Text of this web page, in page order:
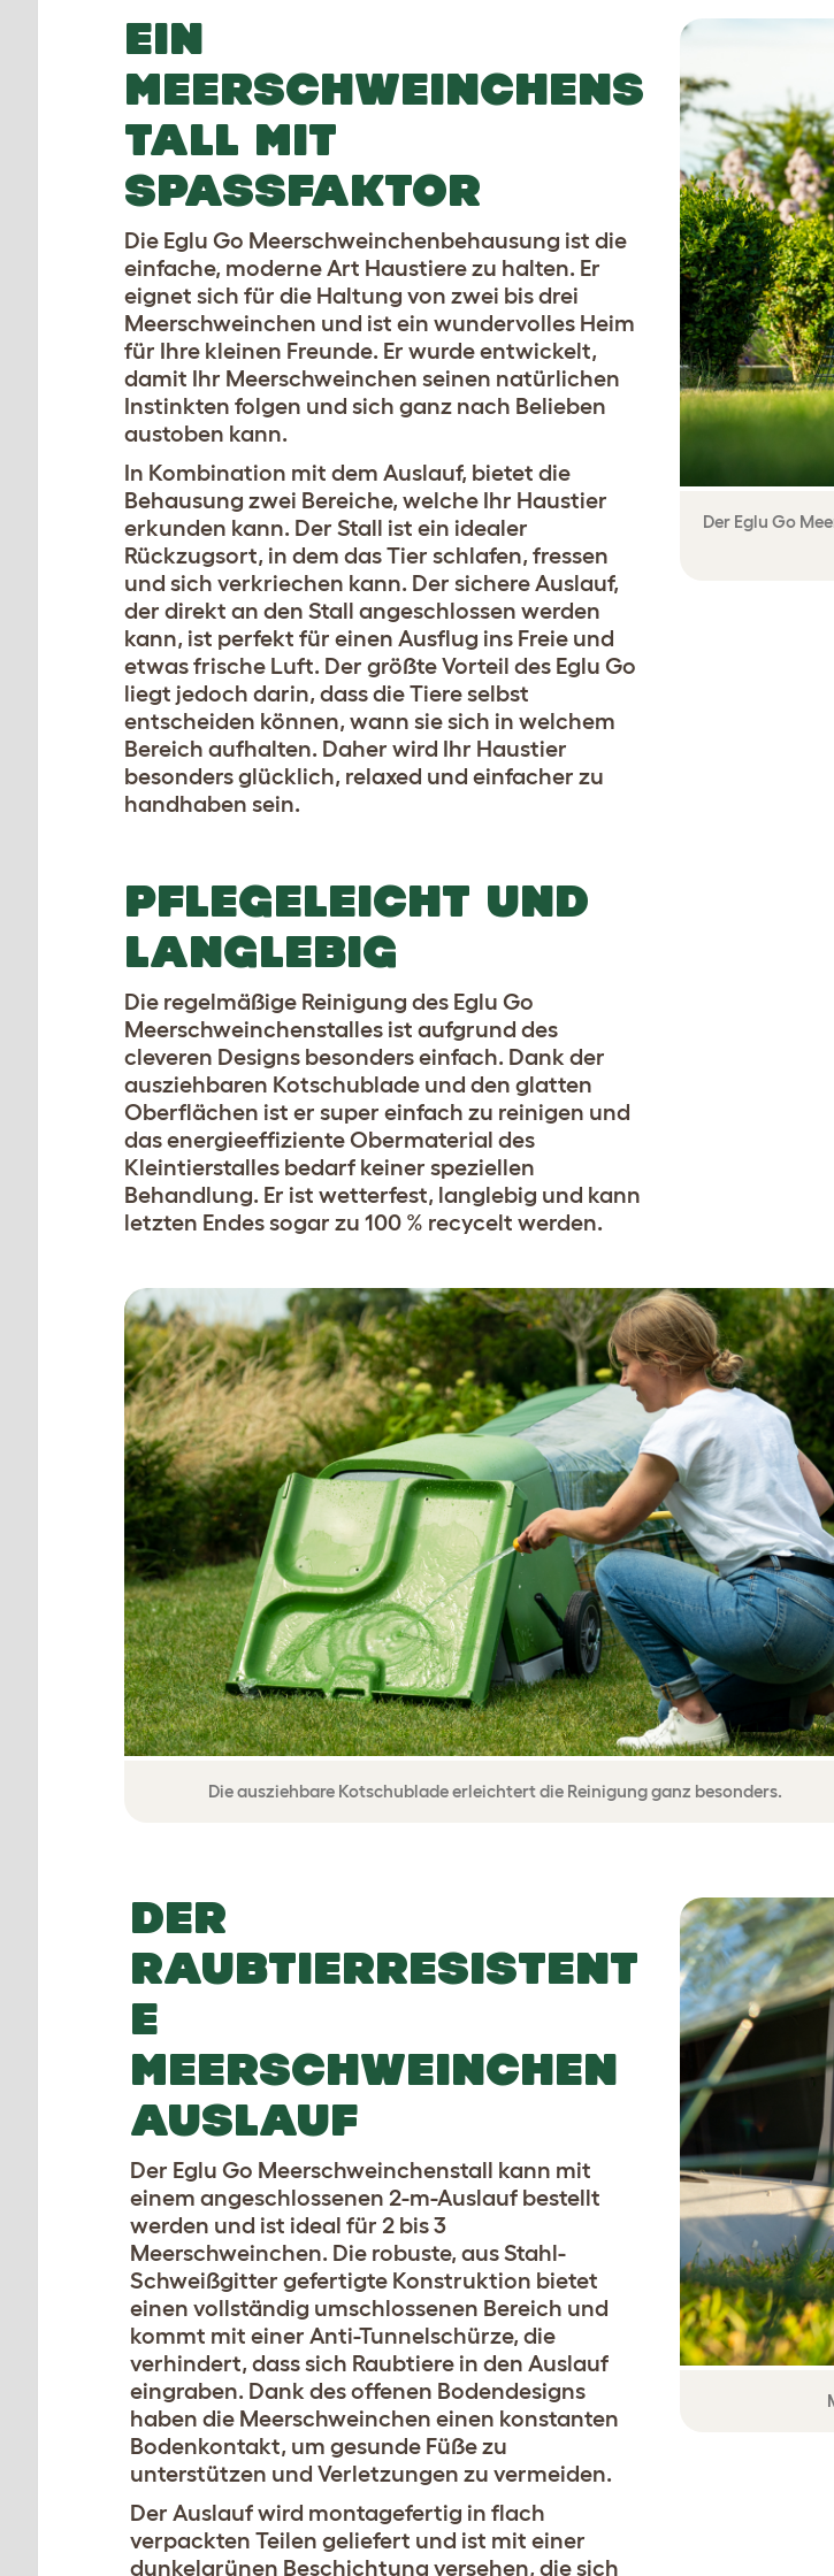
Der Eglu Go
EIN
MEERSCHWEINCHENS
TALL MIT
SPASSFAKTOR
Die Eglu Go Meerschweinchenbehausung ist die
einfache, moderne Art Haustiere zu halten. Er
eignet sich für die Haltung von zwei bis drei
Meerschweinchen und ist ein wundervolles Heim
für Ihre kleinen Freunde. Er wurde entwickelt,
damit Ihr Meerschweinchen seinen natürlichen
Instinkten folgen und sich ganz nach Belieben
austoben kann.
In Kombination mit dem Auslauf, bietet die
Behausung zwei Bereiche, welche Ihr Haustier
erkunden kann. Der Stall ist ein idealer
Rückzugsort, in dem das Tier schlafen, fressen
und sich verkriechen kann. Der sichere Auslauf,
der direkt an den Stall angeschlossen werden
kann, ist perfekt für einen Ausflug ins Freie und
etwas frische Luft. Der größte Vorteil des Eglu Go
liegt jedoch darin, dass die Tiere selbst
entscheiden können, wann sie sich in welchem
Bereich aufhalten. Daher wird Ihr Haustier
besonders glücklich, relaxed und einfacher zu
handhaben sein.
PFLEGELEICHT UND
LANGLEBIG
Die regelmäßige Reinigung des Eglu Go
Meerschweinchenstalles ist aufgrund des
cleveren Designs besonders einfach. Dank der
ausziehbaren Kotschublade und den glatten
Oberflächen ist er super einfach zu reinigen und
das energieeffiziente Obermaterial des
Kleintierstalles bedarf keiner speziellen
Behandlung. Er ist wetterfest, langlebig und kann
letzten Endes sogar zu 100 % recycelt werden.
Die ausziehbare Kotschublade erleichtert die Reinigung ganz besonders.
DER
RAUBTIERRESISTENT
E
MEERSCHWEINCHEN
AUSLAUF
Der Eglu Go Meerschweinchenstall kann mit
einem angeschlossenen 2-m-Auslauf bestellt
werden und ist ideal für 2 bis 3
Meerschweinchen. Die robuste, aus Stahl-
Schweißgitter gefertigte Konstruktion bietet
einen vollständig umschlossenen Bereich und
kommt mit einer Anti-Tunnelschürze, die
verhindert, dass sich Raubtiere in den Auslauf
eingraben. Dank des offenen Bodendesigns
haben die Meerschweinchen einen konstanten
Bodenkontakt, um gesunde Füße zu
unterstützen und Verletzungen zu vermeiden.
Der Auslauf wird montagefertig in flach
verpackten Teilen geliefert und ist mit einer
dunkelgrünen Beschichtung versehen, die sich